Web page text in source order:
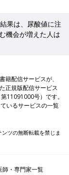
果は、尿酸値に注
機会が増えた人は
籍配信サービスが、
正規版配信サービス
11091000号）です。
いるサービスの一覧
ツの無断転載を禁じま
師・専門家一覧